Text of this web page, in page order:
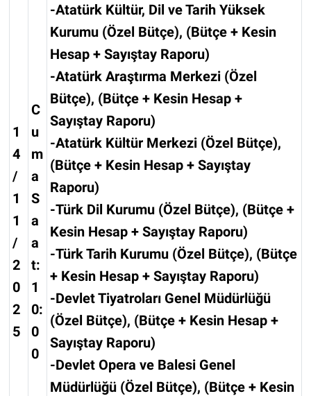
1
4
/
1
1
/
2
0
2
5
C
u
m
a
S
a
a
t:
1
0:
0
0
-Atatürk Kültür, Dil ve Tarih Yüksek
Kurumu (Özel Bütçe), (Bütçe + Kesin
Hesap + Sayıştay Raporu)
-Atatürk Araştırma Merkezi (Özel
Bütçe), (Bütçe + Kesin Hesap +
Sayıştay Raporu)
-Atatürk Kültür Merkezi (Özel Bütçe),
(Bütçe + Kesin Hesap + Sayıştay
Raporu)
-Türk Dil Kurumu (Özel Bütçe), (Bütçe +
Kesin Hesap + Sayıştay Raporu)
-Türk Tarih Kurumu (Özel Bütçe), (Bütçe
+ Kesin Hesap + Sayıştay Raporu)
-Devlet Tiyatroları Genel Müdürlüğü
(Özel Bütçe), (Bütçe + Kesin Hesap +
Sayıştay Raporu)
-Devlet Opera ve Balesi Genel
Müdürlüğü (Özel Bütçe), (Bütçe + Kesin